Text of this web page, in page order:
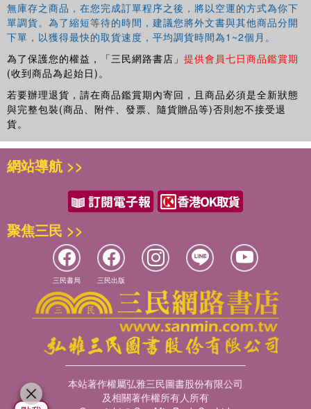
無庫存之商品，在您完成訂單程序之後，將以空運的方式為你下
單調貨。為了縮短等待的時間，建議您將外文書與其他商品分開
下單，以獲得最快的取貨速度，平均調貨時間為1~2個月。
為了保護您的權益，「三民網路書店」 提供會員七日商品鑑賞期
(收到商品為起始日)。
若要辦理退貨，請在商品鑑賞期內寄回，且商品必須是全新狀態
與完整包裝(商品、附件、發票、隨貨贈品等)否則恕不接受退
貨。
網站導航 >>
聚焦三民 >>
三民書局 三民出版
本站著作權屬弘雅三民圖書股份有限公司
及相關著作權所有人所有